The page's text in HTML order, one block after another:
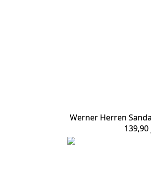
Werner Herren